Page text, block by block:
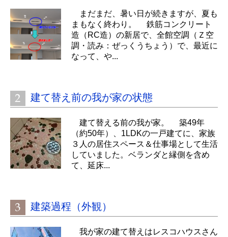
まだまだ、暑い日が続きますが、夏も
まもなく終わり。 鉄筋コンクリート
造（RC造）の新居で、全館空調（Ｚ空
調・読み：ぜっくうちょう）で、最近に
なって、や...
建て替え前の我が家の状態
建て替える前の我が家。 築49年
（約50年）、1LDKの一戸建てに、家族
３人の居住スペース＆仕事場として生活
していました。ベランダと縁側を含め
て、延床...
建築過程（外観）
我が家の建て替えはレスコハウスさん